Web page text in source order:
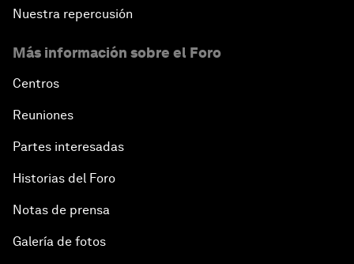
Nuestra repercusión
Más información sobre el Foro
Centros
Reuniones
Partes interesadas
Historias del Foro
Notas de prensa
Galería de fotos